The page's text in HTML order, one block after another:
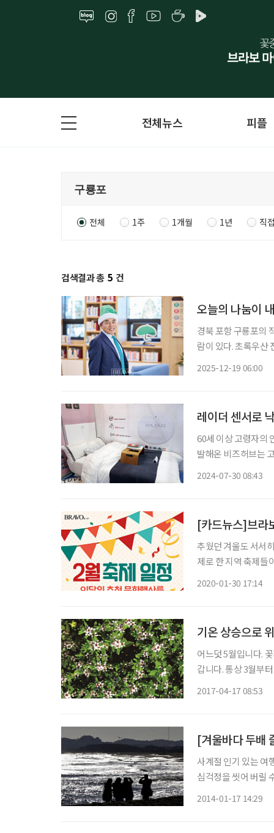
전체뉴스 피플
전체 1주 1개월 1년 직
검색결과 총 5 건
오늘의 나눔이
경북 포항 구룡포의
람이 있다. 초록우산
2025-12-19 06:00
레이더 센서로
60세 이상 고령자의
발해온 비즈허브는
2024-07-30 08:43
[카드뉴스]브라
추웠던 겨울도 서서
제로 한 지역 축제들
2020-01-30 17:14
기온 상승으로
어느덧 5월입니다.
갑니다. 통상 3월부
2017-04-17 08:53
[겨울바다 두배
사계절 인기 있는 여
심걱정을 씻어 버릴 수 있다는 기대감
2014-01-17 14:29